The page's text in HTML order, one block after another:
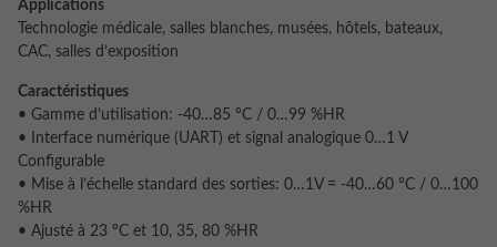
Applications
Technologie médicale, salles blanches, musées, hôtels, bateaux,
CAC, salles d’exposition
Caractéristiques
• Gamme d’utilisation: -40…85 °C / 0…99 %HR
• Interface numérique (UART) et signal analogique 0…1 V
Configurable
• Mise à l’échelle standard des sorties: 0…1V = -40…60 °C / 0…100
%HR
• Ajusté à 23 °C et 10, 35, 80 %HR